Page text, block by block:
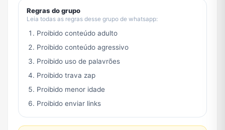
Regras do grupo
Leia todas as regras desse grupo de whatsapp:
Proibido conteúdo adulto
Proibido conteúdo agressivo
Proibido uso de palavrões
Proibido trava zap
Proibido menor idade
Proibido enviar links